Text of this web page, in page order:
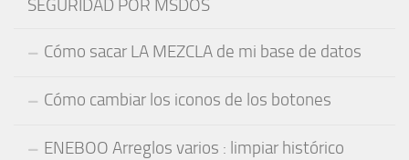
SEGURIDAD POR MSDOS
Cómo sacar LA MEZCLA de mi base de datos
Cómo cambiar los iconos de los botones
ENEBOO Arreglos varios : limpiar histórico